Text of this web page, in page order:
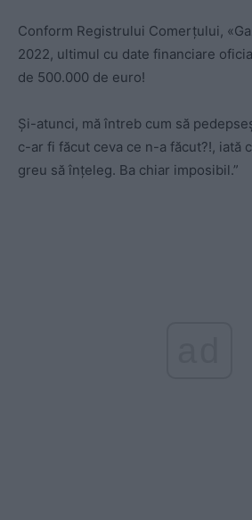
Conform Registrului Comerțului,
2022, ultimul cu date financiare
de 500.000 de euro!
Și-atunci, mă întreb cum să
c-ar fi făcut ceva ce n-a făcut?!, iată
greu să înțeleg. Ba chiar imposibil.”